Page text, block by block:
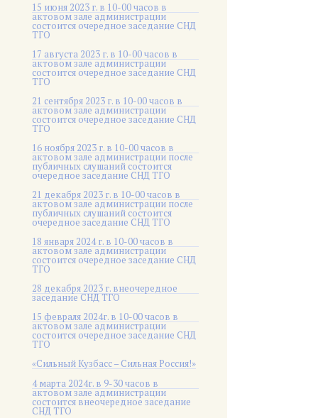
15 июня 2023 г. в 10-00 часов в
актовом зале администрации
состоится очередное заседание СНД
ТГО
17 августа 2023 г. в 10-00 часов в
актовом зале администрации
состоится очередное заседание СНД
ТГО
21 сентября 2023 г. в 10-00 часов в
актовом зале администрации
состоится очередное заседание СНД
ТГО
16 ноября 2023 г. в 10-00 часов в
актовом зале администрации после
публичных слушаний состоится
очередное заседание СНД ТГО
21 декабря 2023 г. в 10-00 часов в
актовом зале администрации после
публичных слушаний состоится
очередное заседание СНД ТГО
18 января 2024 г. в 10-00 часов в
актовом зале администрации
состоится очередное заседание СНД
ТГО
28 декабря 2023 г. внеочередное
заседание СНД ТГО
15 февраля 2024г. в 10-00 часов в
актовом зале администрации
состоится очередное заседание СНД
ТГО
«Сильный Кузбасс – Сильная Россия!»
4 марта 2024г. в 9-30 часов в
актовом зале администрации
состоится внеочередное заседание
СНД ТГО